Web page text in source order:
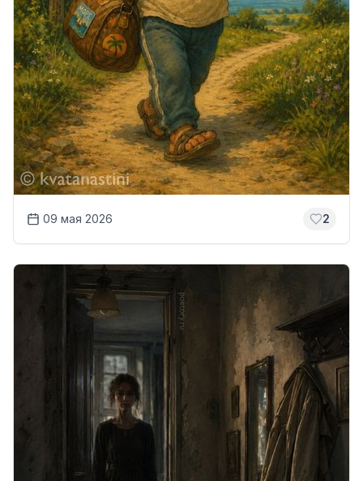
09 мая 2026 2